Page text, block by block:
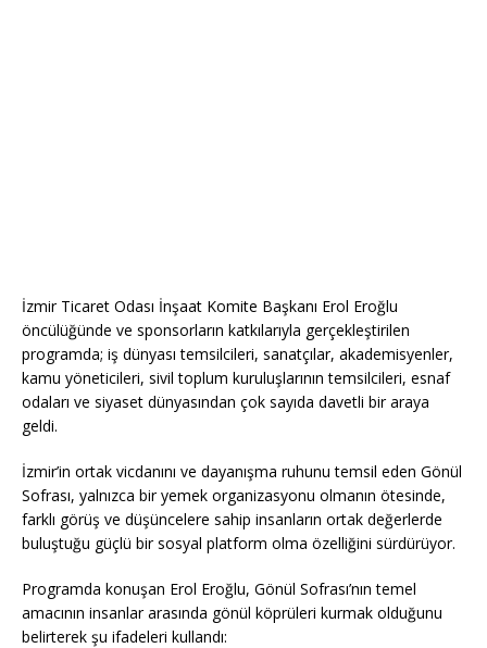
İzmir Ticaret Odası İnşaat Komite Başkanı Erol Eroğlu
öncülüğünde ve sponsorların katkılarıyla gerçekleştirilen
programda; iş dünyası temsilcileri, sanatçılar, akademisyenler,
kamu yöneticileri, sivil toplum kuruluşlarının temsilcileri, esnaf
odaları ve siyaset dünyasından çok sayıda davetli bir araya
geldi.
İzmir’in ortak vicdanını ve dayanışma ruhunu temsil eden Gönül
Sofrası, yalnızca bir yemek organizasyonu olmanın ötesinde,
farklı görüş ve düşüncelere sahip insanların ortak değerlerde
buluştuğu güçlü bir sosyal platform olma özelliğini sürdürüyor.
Programda konuşan Erol Eroğlu, Gönül Sofrası’nın temel
amacının insanlar arasında gönül köprüleri kurmak olduğunu
belirterek şu ifadeleri kullandı: